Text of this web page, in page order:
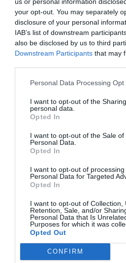
your opt-out. You may separately
disclosure of your personal
IAB’s list of downstream
also be disclosed by us to third
Downstream Participants that may
Personal Data Processing Opt
I want to opt-out of the
personal data.
Opted In
I want to opt-out of the Sale of
Personal Data.
Opted In
I want to opt-out of processing
Personal Data for Targeted
Opted In
I want to opt-out of Collection,
Retention, Sale, and/or
Personal Data that Is
Purposes for which it was
Opted Out
CONFIRM
ΔΕΊΤΕ ΕΠΊΣΗΣ...